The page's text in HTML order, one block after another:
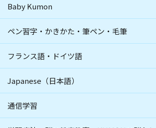
Baby Kumon
ペン習字・かきかた・筆ペン・毛筆
フランス語・ドイツ語
Japanese（日本語）
通信学習